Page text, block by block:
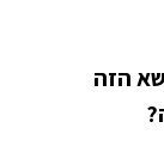
הזה